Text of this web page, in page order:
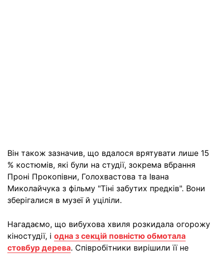
Він також зазначив, що вдалося врятувати лише 15
% костюмів, які були на студії, зокрема вбрання
Проні Прокопівни, Голохвастова та Івана
Миколайчука з фільму "Тіні забутих предків". Вони
зберігалися в музеї й уціліли.
Нагадаємо, що вибухова хвиля розкидала огорожу
кіностудії, і одна з секцій повністю обмотала
стовбур дерева. Співробітники вирішили її не